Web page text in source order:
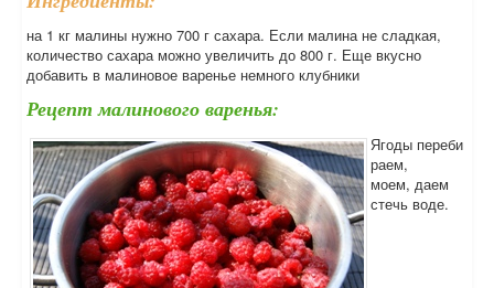
на 1 кг малины нужно 700 г сахара. Если малина не сладкая,
количество сахара можно увеличить до 800 г. Еще вкусно
добавить в малиновое варенье немного клубники
Рецепт малинового варенья:
Ягоды переби
раем,
моем, даем
стечь воде.